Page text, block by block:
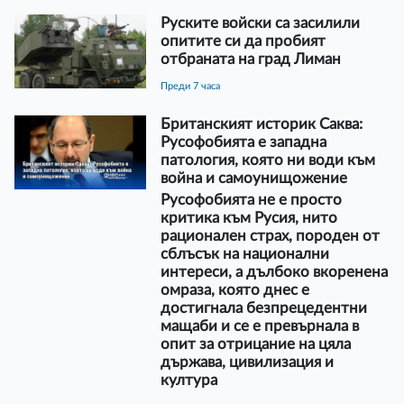
Руските войски са засилили
опитите си да пробият
отбраната на град Лиман
преди 7 часа
Британският историк Саква:
Русофобията е западна
патология, която ни води към
война и самоунищожение
Русофобията не е просто
критика към Русия, нито
рационален страх, породен от
сблъсък на национални
интереси, а дълбоко вкоренена
омраза, която днес е
достигнала безпрецедентни
мащаби и се е превърнала в
опит за отрицание на цяла
държава, цивилизация и
култура